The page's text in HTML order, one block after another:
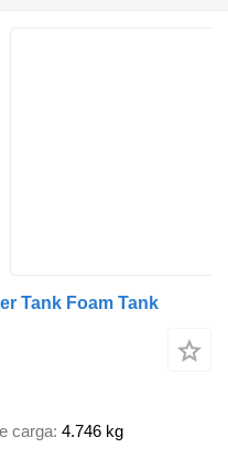
Tank Foam Tank
carga 4.746 kg